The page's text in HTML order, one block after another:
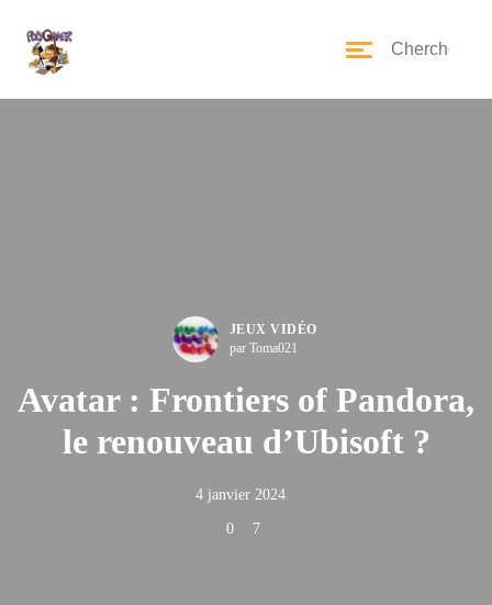
JEUX VIDÉO
par Toma021
Avatar : Frontiers of Pandora,
le renouveau d’Ubisoft ?
4 janvier 2024
0 7